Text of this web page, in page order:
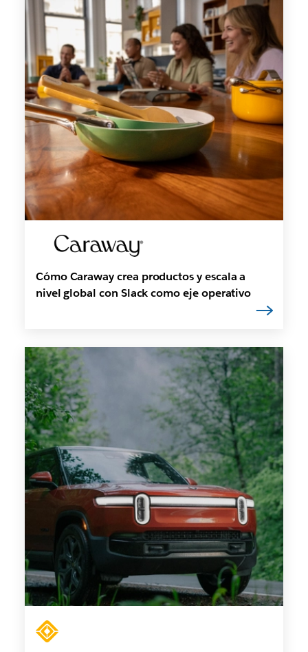
Cómo Caraway crea productos y escala a
nivel global con Slack como eje operativo